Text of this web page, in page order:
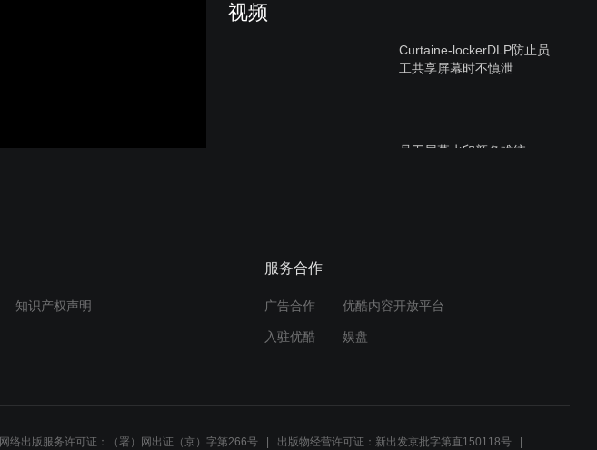
视频
Curtaine-lockerDLP防止员
工共享屏幕时不慎泄
员工屏幕水印颜色难统
知识产权声明
服务合作
广告合作 优酷内容开放平台
入驻优酷 娱盘
网络出版服务许可证：（署）网出证（京）字第266号 出版物经营许可证：新出发京批字第直150118号